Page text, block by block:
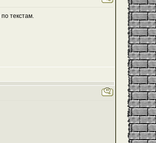
текстам.